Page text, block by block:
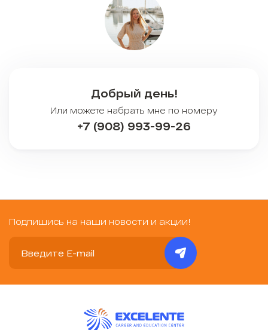
Добрый день!
Или можете набрать мне по номеру
+7 (908) 993-99-26
Подпишись на наши новости и акции!